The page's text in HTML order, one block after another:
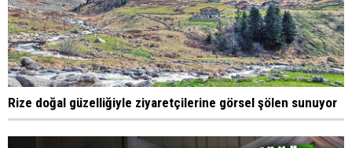
Rize doğal güzelliğiyle ziyaretçilerine görsel şölen sunuyor